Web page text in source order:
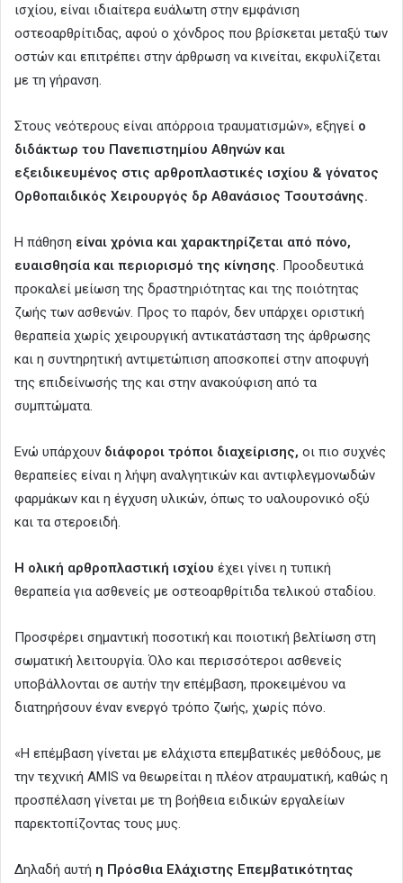
ισχίου, είναι ιδιαίτερα ευάλωτη στην εμφάνιση
οστεοαρθρίτιδας, αφού ο χόνδρος που βρίσκεται μεταξύ των
οστών και επιτρέπει στην άρθρωση να κινείται, εκφυλίζεται
με τη γήρανση.
Στους νεότερους είναι απόρροια τραυματισμών», εξηγεί ο
διδάκτωρ του Πανεπιστημίου Αθηνών και
εξειδικευμένος στις αρθροπλαστικές ισχίου & γόνατος
Ορθοπαιδικός Χειρουργός δρ Αθανάσιος Τσουτσάνης.
Η πάθηση είναι χρόνια και χαρακτηρίζεται από πόνο,
ευαισθησία και περιορισμό της κίνησης. Προοδευτικά
προκαλεί μείωση της δραστηριότητας και της ποιότητας
ζωής των ασθενών. Προς το παρόν, δεν υπάρχει οριστική
θεραπεία χωρίς χειρουργική αντικατάσταση της άρθρωσης
και η συντηρητική αντιμετώπιση αποσκοπεί στην αποφυγή
της επιδείνωσής της και στην ανακούφιση από τα
συμπτώματα.
Ενώ υπάρχουν διάφοροι τρόποι διαχείρισης, οι πιο συχνές
θεραπείες είναι η λήψη αναλγητικών και αντιφλεγμονωδών
φαρμάκων και η έγχυση υλικών, όπως το υαλουρονικό οξύ
και τα στεροειδή.
Η ολική αρθροπλαστική ισχίου έχει γίνει η τυπική
θεραπεία για ασθενείς με οστεοαρθρίτιδα τελικού σταδίου.
Προσφέρει σημαντική ποσοτική και ποιοτική βελτίωση στη
σωματική λειτουργία. Όλο και περισσότεροι ασθενείς
υποβάλλονται σε αυτήν την επέμβαση, προκειμένου να
διατηρήσουν έναν ενεργό τρόπο ζωής, χωρίς πόνο.
«Η επέμβαση γίνεται με ελάχιστα επεμβατικές μεθόδους, με
την τεχνική AMIS να θεωρείται η πλέον ατραυματική, καθώς η
προσπέλαση γίνεται με τη βοήθεια ειδικών εργαλείων
παρεκτοπίζοντας τους μυς.
Δηλαδή αυτή η Πρόσθια Ελάχιστης Επεμβατικότητας